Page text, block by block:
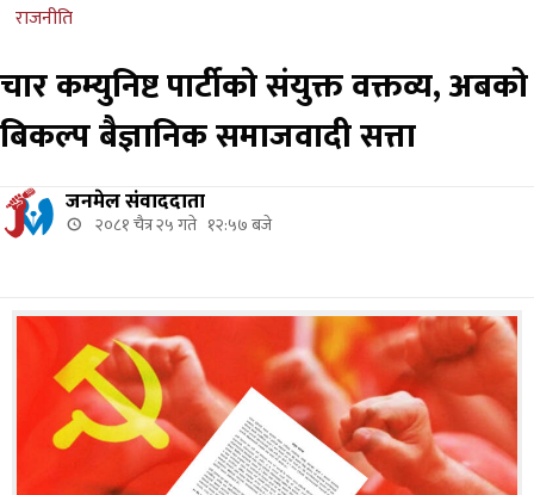
national
राजनीति
चार कम्युनिष्ट पार्टीको संयुक्त वक्तव्य, अबको
बिकल्प बैज्ञानिक समाजवादी सत्ता
जनमेल संवाददाता
२०८१ चैत्र २५ गते १२:५७ बजे